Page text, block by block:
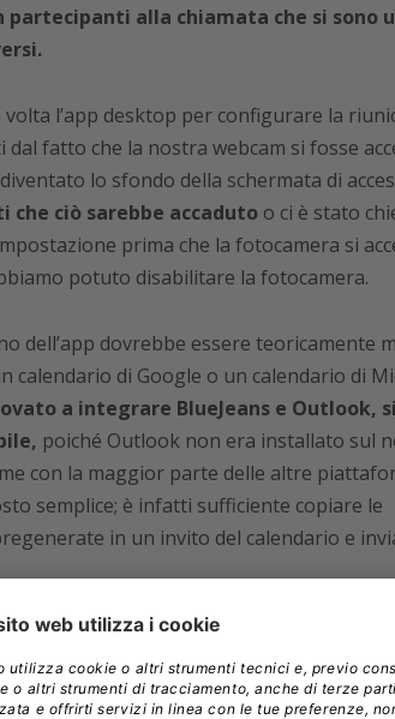
partecipanti alla chiamata che si sono
l’app desktop per configurare la
fatto che la nostra webcam si fosse
lo sfondo della schermata di
ciò sarebbe accadutoo ci è stato
prima che la fotocamera si
potuto disabilitare la fotocamera.
dell’app dovrebbe essere teoricamente
calendario di Google o un calendario di
a integrare BlueJeans e Outlook,
poiché Outlook non era installato sul
con la maggior parte delle altre
semplice; è infatti sufficiente copiare le
in un invito del calendario e
che abbiamo riscontrato è stata il
di moderatore attivate per
attivare o disattivare durante